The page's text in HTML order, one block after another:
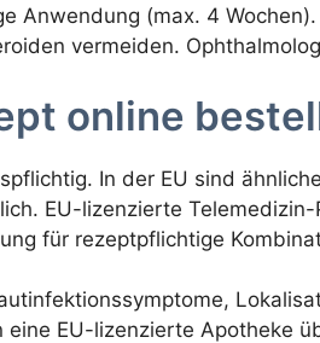
Anwendung (max. 4
vermeiden.
online
In der EU sind
EU-lizenzierte
für rezeptpflichtige
EU-lizenzierte Apotheke